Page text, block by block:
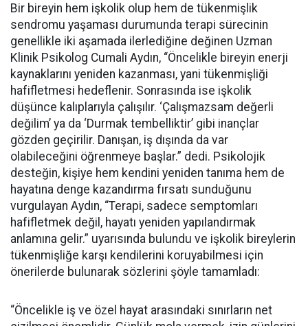
Bir bireyin hem işkolik olup hem de tükenmişlik
sendromu yaşaması durumunda terapi sürecinin
genellikle iki aşamada ilerlediğine değinen Uzman
Klinik Psikolog Cumali Aydın, “Öncelikle bireyin enerji
kaynaklarını yeniden kazanması, yani tükenmişliği
hafifletmesi hedeflenir. Sonrasında ise işkolik
düşünce kalıplarıyla çalışılır. ‘Çalışmazsam değerli
değilim’ ya da ‘Durmak tembelliktir’ gibi inançlar
gözden geçirilir. Danışan, iş dışında da var
olabileceğini öğrenmeye başlar.” dedi. Psikolojik
desteğin, kişiye hem kendini yeniden tanıma hem de
hayatına denge kazandırma fırsatı sunduğunu
vurgulayan Aydın, “Terapi, sadece semptomları
hafifletmek değil, hayatı yeniden yapılandırmak
anlamına gelir.” uyarısında bulundu ve işkolik bireylerin
tükenmişliğe karşı kendilerini koruyabilmesi için
önerilerde bulunarak sözlerini şöyle tamamladı:
“Öncelikle iş ve özel hayat arasındaki sınırların net